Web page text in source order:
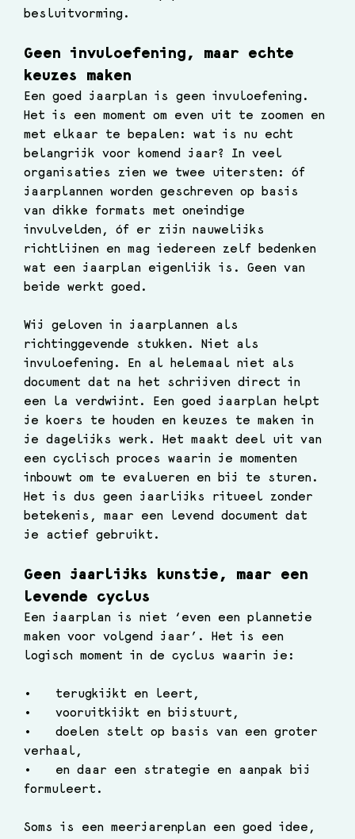
besluitvorming.
Geen invuloefening, maar echte
keuzes maken
Een goed jaarplan is geen invuloefening.
Het is een moment om even uit te zoomen en
met elkaar te bepalen: wat is nu echt
belangrijk voor komend jaar? In veel
organisaties zien we twee uitersten: óf
jaarplannen worden geschreven op basis
van dikke formats met oneindige
invulvelden, óf er zijn nauwelijks
richtlijnen en mag iedereen zelf bedenken
wat een jaarplan eigenlijk is. Geen van
beide werkt goed.
Wij geloven in jaarplannen als
richtinggevende stukken. Niet als
invuloefening. En al helemaal niet als
document dat na het schrijven direct in
een la verdwijnt. Een goed jaarplan helpt
je koers te houden en keuzes te maken in
je dagelijks werk. Het maakt deel uit van
een cyclisch proces waarin je momenten
inbouwt om te evalueren en bij te sturen.
Het is dus geen jaarlijks ritueel zonder
betekenis, maar een levend document dat
je actief gebruikt.
Geen jaarlijks kunstje, maar een
levende cyclus
Een jaarplan is niet ‘even een plannetje
maken voor volgend jaar’. Het is een
logisch moment in de cyclus waarin je:
•	terugkijkt en leert,
•	vooruitkijkt en bijstuurt,
•	doelen stelt op basis van een groter
verhaal,
•	en daar een strategie en aanpak bij
formuleert.
Soms is een meerjarenplan een goed idee,